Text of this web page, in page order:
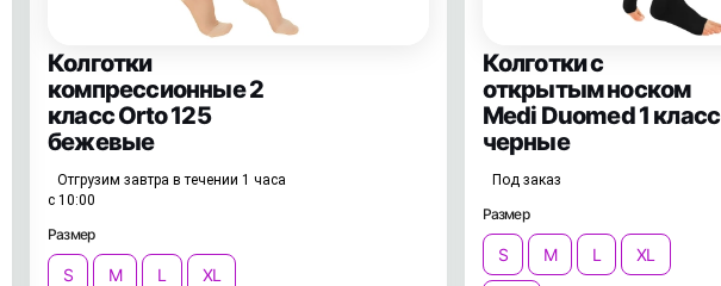
Колготки
компрессионные 2
класс Orto 125
бежевые
Отгрузим завтра в течении 1 часа
с 10:00
Размер
S M L XL
Колготки с
открытым носком
Medi Duomed 1 класс
черные
Под заказ
Размер
S M L XL